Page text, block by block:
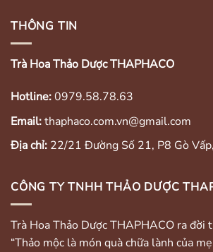
THÔNG TIN
Trà Hoa Thảo Dược THAPHACO
Hotline:0979.58.78.63
Email:thaphaco.com.vn@gmail.com
Địa chỉ: 22/21 Đường Số 21, P8 Gò
CÔNG TY TNHH THẢO DƯỢC
Trà Hoa Thảo Dược THAPHACO ra đời
“Thảo mộc là món quà chữa lành của